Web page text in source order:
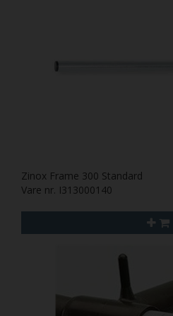
Zinox Frame 300 Standard
Vare nr. I313000140